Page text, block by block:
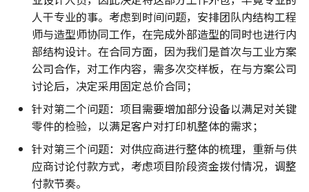
人干专业的事。考虑到时间问题，安排团队内结构工程
师与造型师协同工作，在完成外部造型的同时也进行内
部结构设计。在合同方面，因为我们是首次与工业方案
公司合作，对工作内容，需多次交样板，在与方案公司
讨论后，决定采用固定总价合同；
针对第二个问题：项目需要增加部分设备以满足对关键
零件的检验，以满足客户对打印机整体的需求；
针对第三个问题：对供应商进行整体的梳理，重新与供
应商讨论付款方式，考虑项目阶段资金拨付情况，调整
付款节奏。